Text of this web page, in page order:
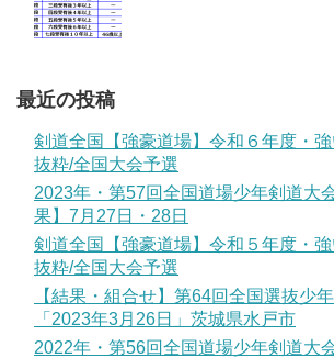
最近の投稿
剣道全国【強豪道場】令和６年度・
抜粋/全国大会予選
2023年・第57回全国道場少年剣道大
果】7月27日・28日
剣道全国【強豪道場】令和５年度・
抜粋/全国大会予選
【結果・組合せ】第64回全国選抜少
「2023年3月26日」茨城県水戸市
2022年・第56回全国道場少年剣道大